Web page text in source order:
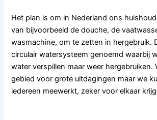
Het plan is om in Nederland ons
van bijvoorbeeld de douche, de
wasmachine, om te zetten in hergebruik.
circulair watersysteem genoemd waarbij
water verspillen maar weer hergebruiken.
gebied voor grote uitdagingen maar we
iedereen meewerkt, zeker voor elkaar